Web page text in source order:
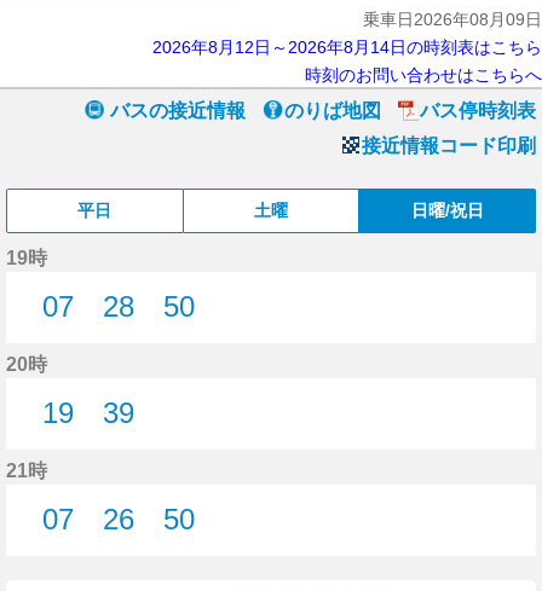
乗車日2026年08月09日
2026年8月12日～2026年8月14日の時刻表はこちら
時刻のお問い合わせはこちらへ
バスの接近情報 のりば地図
バス停時刻表
接近情報コード印刷
平日 土曜 日曜/祝日
19時
07
28
50
20時
19
39
21時
07
26
50